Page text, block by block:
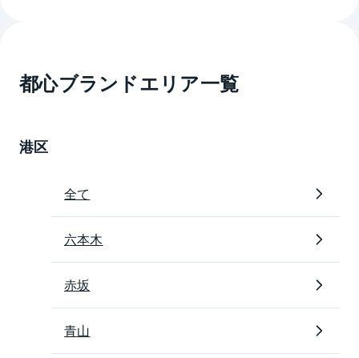
神田・御茶ノ水エリアは基本的には学生街、ビジネス
の内、大手町などのビジネス拠点などが至近距離にあ
ようです。
2020年9月更新
※上記は2020年9月現在の情報です。ご覧になった時点
らかじめご了承ください。
都心ブランドエリア一覧
港区
全て
六本木
赤坂
青山